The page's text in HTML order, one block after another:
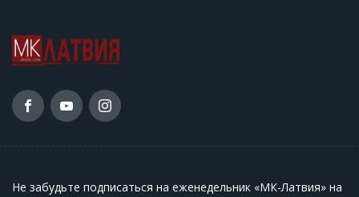
Не забудьте подписаться на еженедельник «МК-Латвия» на